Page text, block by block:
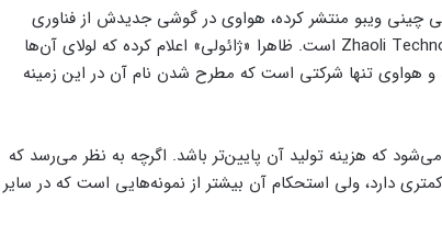
چینی ویبو منتشر کرده، هواوی در گوشی جدیدش از فناوری
لولای تازه‌ای استفاده می‌کند که ساخت شرکت Zhaoli Technology است. ظاهرا «ژائولی» اعلام کرده که لولای آن‌ها
هواوی تنها شرکتی است که مطرح شدن نام آن در این زمینه
که هزینه تولید آن پایین‌تر باشد. اگرچه به نظر می‌رسد که
دارد، ولی استحکام آن بیشتر از نمونه‌هایی است که در سایر